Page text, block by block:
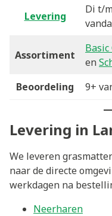
Levering
Di t/
Assortiment
en
Beoordeling
9+
Levering in
We leveren
naar de directe
werkdagen na
Neerharen